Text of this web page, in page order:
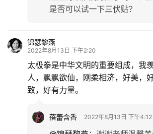
是否可以试一下三伏贴？
锦瑟黎燕
2022年8月13日 下午2:20
太极拳是中华文明的重要组成，我
人，飘飘欲仙，刚柔相济，好美，
致，好有力量。
蓓蕾含香 2022年8月13日 下午4:12